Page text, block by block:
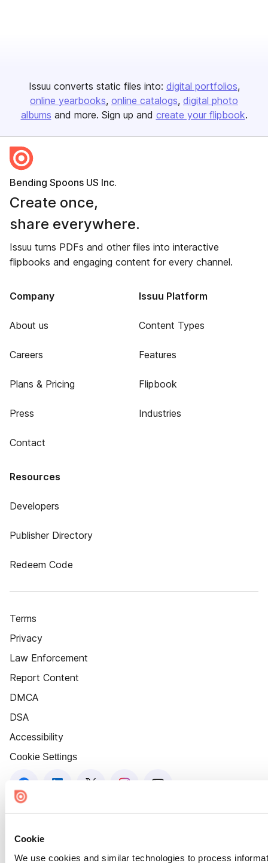
Cookie
We use cookies and similar technologies to process
Issuu converts static files into: digital portfolios
online yearbooks online catalogs digital photo
albums and more. Sign up and create your flipbook.
Bending Spoons US Inc.
Create once,
share everywhere.
Issuu turns PDFs and other files into interactive
flipbooks and engaging content for every channel.
Company
About us
Careers
Plans & Pricing
Press
Contact
Issuu Platform
Content Types
Features
Flipbook
Industries
Resources
Developers
Publisher Directory
Redeem Code
Terms
Privacy
Law Enforcement
Report Content
DMCA
DSA
Accessibility
Cookie Settings